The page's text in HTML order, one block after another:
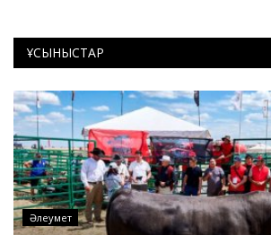
ҰСЫНЫСТАР
Әлеумет